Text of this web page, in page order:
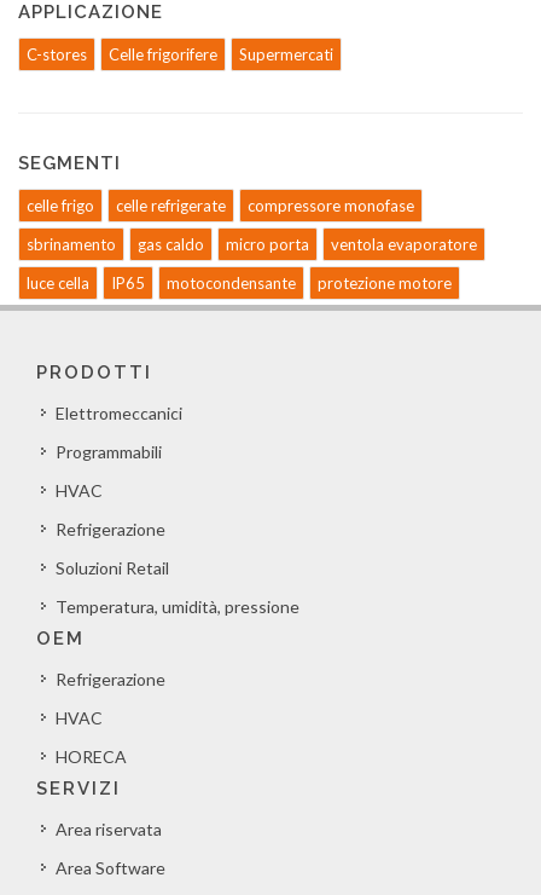
APPLICAZIONE
C-stores Celle frigorifere Supermercati
SEGMENTI
celle frigo celle refrigerate
compressore monofase
sbrinamento
gas caldo micro porta
ventola evaporatore
luce cella
IP65 motocondensante protezione motore
PRODOTTI
Elettromeccanici
Programmabili
HVAC
Refrigerazione
Soluzioni Retail
Temperatura, umidità, pressione
OEM
Refrigerazione
HVAC
HORECA
SERVIZI
Area riservata
Area Software